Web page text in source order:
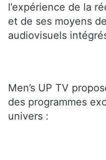
l’expérience de la
et de ses moyens
audiovisuels
Men’s UP TV
des programmes
univers :